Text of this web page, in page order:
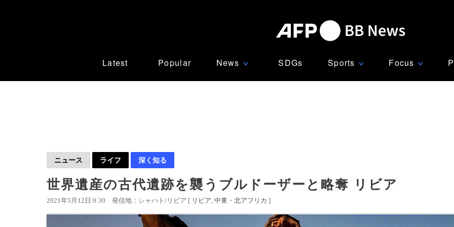
Latest Popular News ∨ SDGs Sports ∨ Focus ∨
ニュース ライフ 深く知る
世界遺産の古代遺跡を襲うブルドーザーと略奪 リビア
2021年5月12日 9:30 発信地：シャハト/リビア [ リビア 中東・北アフリカ ]